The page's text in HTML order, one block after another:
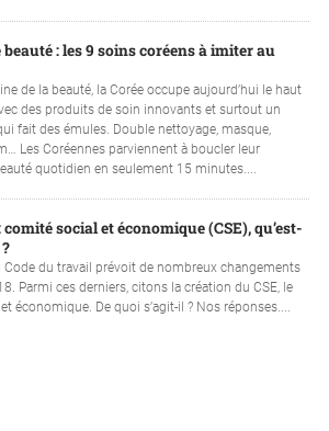
: les 9 soins coréens à imiter au
de la beauté, la Corée occupe aujourd’hui le haut
des produits de soin innovants et surtout un
fait des émules. Double nettoyage, masque,
Les Coréennes parviennent à boucler leur
quotidien en seulement 15 minutes....
social et économique (CSE), qu’est-
Code du travail prévoit de nombreux changements
Parmi ces derniers, citons la création du CSE, le
économique. De quoi s’agit-il ? Nos réponses....